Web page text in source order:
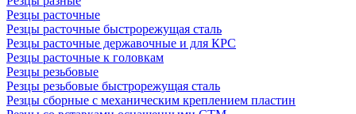
Резцы расточные
Резцы расточные быстрорежущая сталь
Резцы расточные державочные и для КРС
Резцы расточные к головкам
Резцы резьбовые
Резцы резьбовые быстрорежущая сталь
Резцы сборные с механическим креплением пластин